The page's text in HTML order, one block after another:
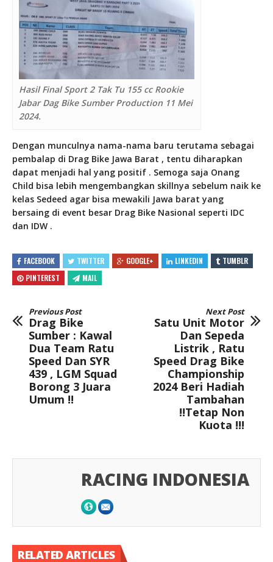
Hasil Final Sport 2 Tak Tu 155 cc Rookie
Jabar Dag Bike Sumber Production 11 Mei
2024.
Dengan munculnya nama-nama baru terutama sebagai
pembalap di Drag Bike Jawa Barat , tentu diharapkan
dapat menjadi hal yang positif . Semoga saja Onang
Child bisa lebih mengembangkan skillnya sebelum naik ke
kelas Sedeed agar bisa mewakili Jawa barat yang
bersaing di event besar Drag Bike Nasional seperti IDC
dan IDW .
FACEBOOK TWITTER GOOGLE+ LINKEDIN
TUMBLR
PINTEREST
MAIL
Previous Post
Drag Bike
Sumber : Kawal
Dua Team Ratu
Speed Dan SYR
439 , LGM Squad
Borong 3 Juara
Umum !!
Next Post
Satu Unit Motor
Dan Sepeda
Listrik , Ratu
Speed Drag Bike
Championship
2024 Beri Hadiah
Tambahan
!!Tetap Non
Kuota !!!
RACING INDONESIA
RELATED ARTICLES